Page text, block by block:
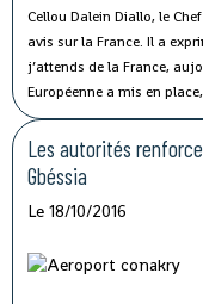
Cellou Dalein Diallo, le
avis sur la France. Il a
j’attends de la France,
Européenne a mis en
caraïbe pacifique (ACP)
contractualiser avec ces
démocratie, l’Etat de
Les autorités
Gbéssia
Le 18/10/2016